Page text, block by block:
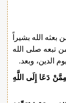
بعثه الله بشيراً
تبعه صلى الله
الدين، وبعد.
دَعَا إِلَى اللَّهِ